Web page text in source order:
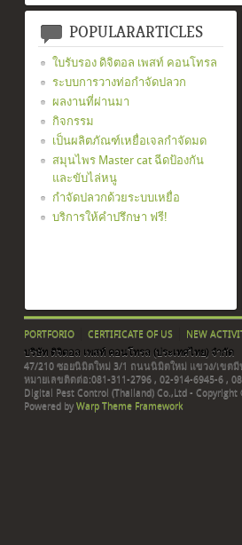
POPULARARTICLES
ใบรับรอง ดิจิตอล เพสท์ คอนโทรล
ระบบการวางท่อกำจัดปลวก
ผลงานที่ผ่านมา
กิจกรรม
เป็นผลิตภัณฑ์เหยื่อเจลกำจัดมด
สมุนไพร Master cat ฉีดป้องกัน
และขับไล่หนู
กำจัดปลวกด้วยระบบเหยื่อ
บริการให้คำปรึกษา ฟรี!
PORTFORIO CERTIFICATE OF US
NEW
บริษัท ดิจิตอล เพสท์ คอนโทรล (ประเทศไทย) จำกัด
47/210 ซอยนิมิตใหม่ 3/1 ถนนนิมิตใหม่ แขวง/เขตมี
หมายเลขติดต่อ:081-311-2796 , 02-914-6945-6 ,
Digital Pest Control (Thailand) Co.,Ltd - Copyright
Powered by Warp Theme Framework